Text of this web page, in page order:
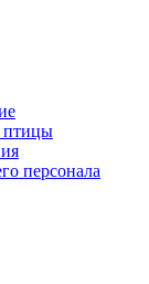
птицы
персонала